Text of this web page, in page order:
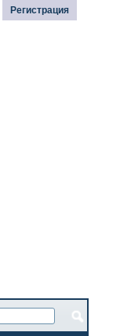
Регистрация